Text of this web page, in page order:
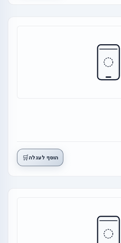
הוסף לעגלה🛒